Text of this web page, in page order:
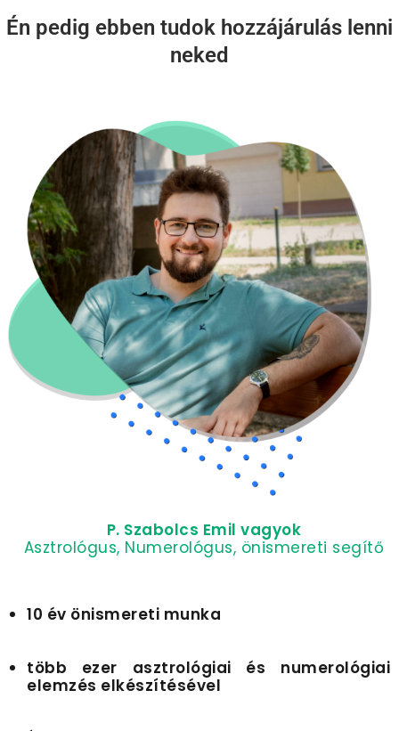
Én pedig ebben tudok hozzájárulás lenni
neked
P. Szabolcs Emil vagyok
Asztrológus, Numerológus, önismereti segítő
10 év önismereti munka
több ezer asztrológiai és numerológiai
elemzés elkészítésével